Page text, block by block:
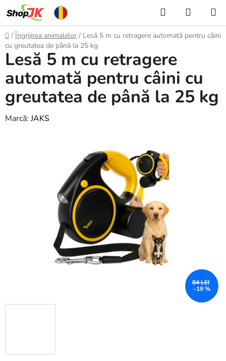
conținut
Căutare
DE
Acasă
/ Îngrijirea animalelor / Lesă 5 m cu retragere automată pentru câini
cu greutatea de până la 25 kg
Lesă 5 m cu retragere
automată pentru câini cu
greutatea de până la 25 kg
Marcă:JAKS
84 LEI
–19 %